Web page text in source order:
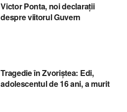
Victor Ponta, noi declarații
despre viitorul Guvern
Tragedie în Zvoriștea: Edi,
adolescentul de 16 ani, a murit